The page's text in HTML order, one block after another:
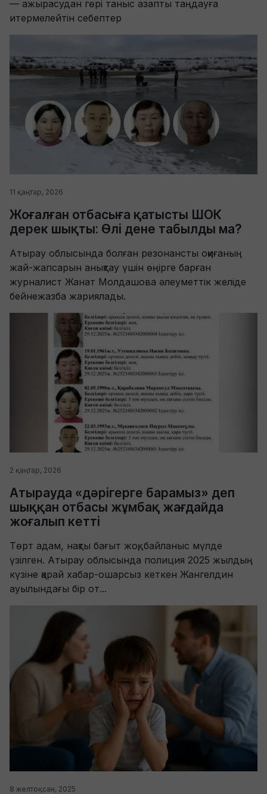
— ажырасудан гөрі таныс азапты таңдауға
итермелейтін себептер
11 қаңтар, 2026
Жоғалған отбасыға қатысты ШОК
дерек шықты: Өлі дене табылды ма?
Атырау облысында болған резонансты оқиғаның
жай-жапсарын анықтау үшін өңірге барған
журналист Жанат Молдашова әлеуметтік желіде
бейнежазба жариялады.
2 қаңтар, 2026
Атырауда «дәрігерге барамыз» деп
шыққан отбасы жұмбақ жағдайда
жоғалып кетті
Төрт адам, нақты бағыт жоқ, байланыс мүлде
үзілген. Атырау облысында полиция 2025 жылдың
күзіне қарай хабар-ошарсыз кеткен Жангелдин
ауылындағы бір от...
8 желтоқсан, 2025